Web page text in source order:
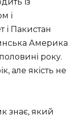
і
Пакистан
Америка
року.
але якість не
знає, який